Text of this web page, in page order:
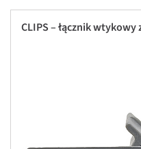
CLIPS – łącznik